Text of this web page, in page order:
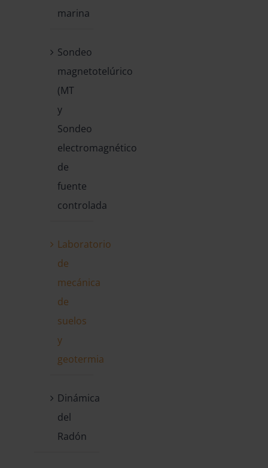
marina
Sondeo
magnetotelúrico
(MT
y
Sondeo
electromagnético
de
fuente
controlada
Laboratorio
de
mecánica
de
suelos
y
geotermia
Dinámica
del
Radón